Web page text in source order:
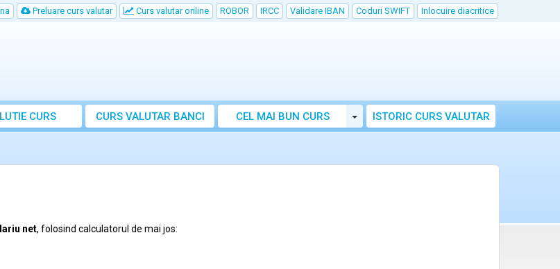
Preluare curs valutar Curs valutar online ROBOR IRCC Validare IBAN Coduri SWIFT Inlocuire diacritice
CURS CURS VALUTAR BANCI CEL MAI BUN CURS Toggle Dropdown
ISTORIC CURS VALUTAR
net, folosind calculatorul de mai jos: